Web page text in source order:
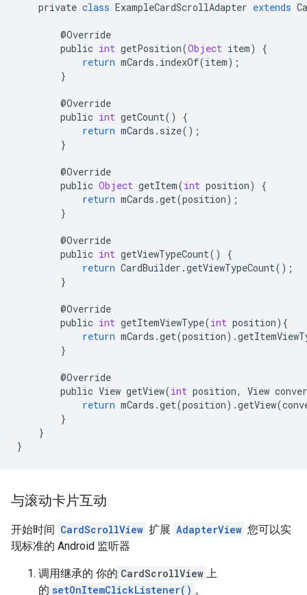
private class ExampleCardScrollAdapter extends
@Override
public int getPosition(Object item)
{
return mCards . indexOf(item);
}
@Override
public int getCount()
{
return mCards . size();
}
@Override
public Object getItem(int position)
{
return mCards .get(position);
}
@Override
public int getViewTypeCount()
{
return CardBuilder .getViewTypeCount();
}
@Override
public int getItemViewType(int position){
return mCards .get(position) .
}
@Override
public View getView(int position, View
return mCards .get(position) .getView(
}
}
}
与滚动卡片互动
开始时间 CardScrollView 扩展 AdapterView 您可以实
现标准的 Android 监听器
调用继承的 你的 CardScrollView 上
的 setOnItemClickListener() 。